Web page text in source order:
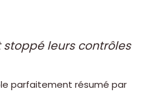
stoppé leurs contrôles
parfaitement résumé par